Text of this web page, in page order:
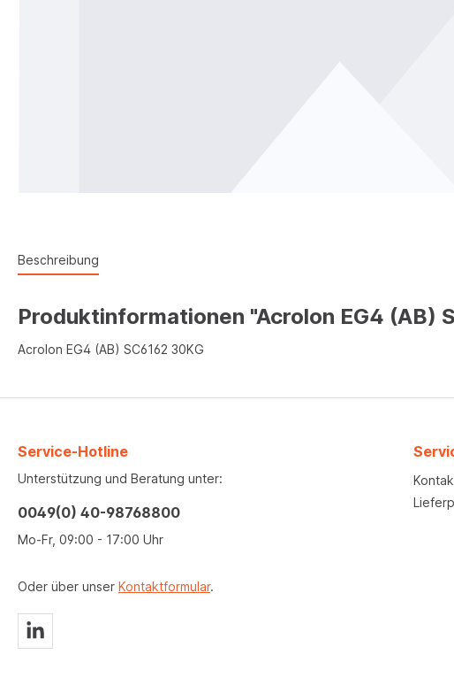
Beschreibung
Produktinformationen "Acrolon EG4 (AB)
Acrolon EG4 (AB) SC6162 30KG
Service-Hotline
Unterstützung und Beratung unter:
0049(0) 40-98768800
Mo-Fr, 09:00 - 17:00 Uhr
Oder über unser Kontaktformular.